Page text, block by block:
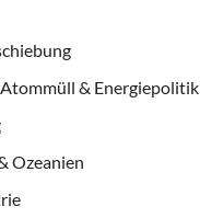
& Energiepolitik
Ozeanien